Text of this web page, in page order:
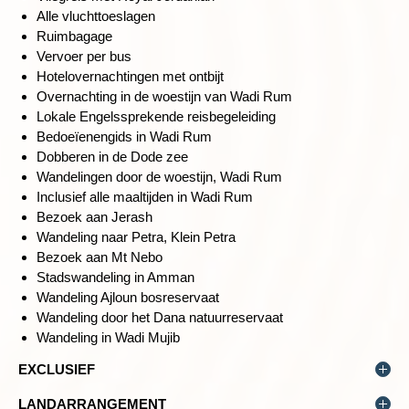
Madaba, waar we zullen verblijven in een hotel in de stad.
Wandelduur: ca. 2 uur (Jerash)
Wandelduur: ca. 2-3 uur (Ajloun, Rock Rose Trail)
SPECTACULAIRE KLOVEN EN DRIJVEN IN DE DODE ZEE
Dag 3 Madaba - bezoek Mt Nebo - wandeling Wadi Mujib* -
Dode Zee
Alle vluchttoeslagen
Ruimbagage
Vervoer per bus
Hotelovernachtingen met ontbijt
Overnachting in de woestijn van Wadi Rum
Lokale Engelssprekende reisbegeleiding
Bedoeïenengids in Wadi Rum
Dobberen in de Dode zee
Wandelingen door de woestijn, Wadi Rum
Inclusief alle maaltijden in Wadi Rum
Bezoek aan Jerash
Wandeling naar Petra, Klein Petra
Bezoek aan Mt Nebo
Stadswandeling in Amman
Wandeling Ajloun bosreservaat
Wandeling door het Dana natuurreservaat
Wandeling in Wadi Mujib
EXCLUSIEF
LANDARRANGEMENT